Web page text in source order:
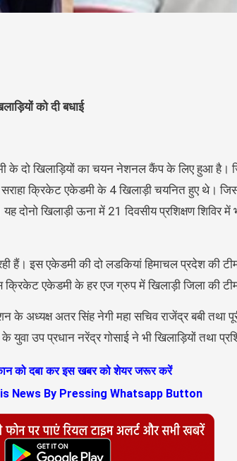
को दी बधाई
के दो खिलाड़ियों का चयन नेशनल कैंप के लिए हुआ
क्रिकेट एकेडमी के 4 खिलाड़ी चयनित हुए थे।
खिलाड़ी ऊना में 21 दिवसीय प्रशिक्षण शिविर
हैं। इस एकेडमी की दो लडकियां हिमाचल प्रदेश
एकेडमी के हर एज ग्रुप में खिलाड़ी जिला की
अध्यक्ष अतर सिंह नेगी महा सचिव राजेंद्र बबी तथा
उप प्रधान नरेंद्र गोसाई ने भी खिलाड़ियों तथा
को दबा कर इस खबर को शेयर जरूर करें
News By Pressing Whatsapp Button